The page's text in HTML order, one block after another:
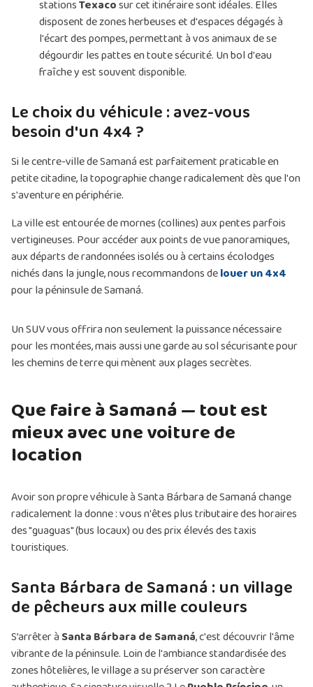
stationsTexacosur cet itinéraire sont idéales. Elles
disposent de zones herbeuses et d'espaces dégagés à
l'écart des pompes, permettant à vos animaux de se
dégourdir les pattes en toute sécurité. Un bol d'eau
fraîche y est souvent disponible.
Le choix du véhicule : avez-vous
besoin d'un 4x4 ?
Si le centre-ville de Samaná est parfaitement praticable en
petite citadine, la topographie change radicalement dès que l'on
s'aventure en périphérie.
La ville est entourée de mornes (collines) aux pentes parfois
vertigineuses. Pour accéder aux points de vue panoramiques,
aux départs de randonnées isolés ou à certains écolodges
nichés dans la jungle, nous recommandons delouer un 4x4
pour la péninsule de Samaná.
Un SUV vous offrira non seulement la puissance nécessaire
pour les montées, mais aussi une garde au sol sécurisante pour
les chemins de terre qui mènent aux plages secrètes.
Que faire à Samaná — tout est
mieux avec une voiture de
location
Avoir son propre véhicule à Santa Bárbara de Samaná change
radicalement la donne : vous n'êtes plus tributaire des horaires
des "guaguas" (bus locaux) ou des prix élevés des taxis
touristiques.
Santa Bárbara de Samaná : un village
de pêcheurs aux mille couleurs
S’arrêter à Santa Bárbara de Samaná, c'est découvrir l'âme
vibrante de la péninsule. Loin de l'ambiance standardisée des
zones hôtelières, le village a su préserver son caractère